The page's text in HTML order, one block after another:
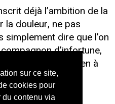
sur ce site,
cookies pour
du contenu via
déjà l’ambition de la
la douleur, ne pas
dire que l’on
d’infortune,
présence qui n’a rien à